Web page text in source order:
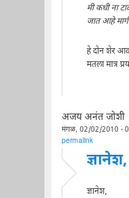
मी कधी ना
जात आहे
हे दोन शेर
मतला मात्र
अजय अनंत जोशी
मंगळ, 02/02/2010 -
permalink
ज्ञानेश,